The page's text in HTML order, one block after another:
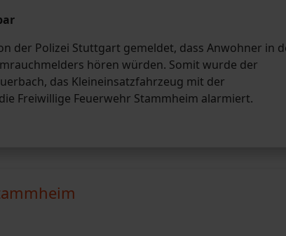
der Polizei Stuttgart gemeldet, dass Anwohner in
hören würden. Somit wurde der
das Kleineinsatzfahrzeug mit der
Freiwillige Feuerwehr Stammheim alarmiert.